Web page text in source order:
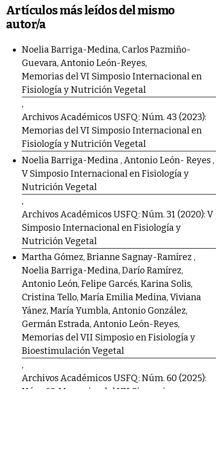
Artículos más leídos del mismo
autor/a
Noelia Barriga-Medina, Carlos Pazmiño-
Guevara, Antonio León-Reyes,
Memorias del VI Simposio Internacional en
Fisiología y Nutrición Vegetal
,
Archivos Académicos USFQ: Núm. 43 (2023):
Memorias del VI Simposio Internacional en
Fisiología y Nutrición Vegetal
Noelia Barriga-Medina , Antonio León- Reyes ,
V Simposio Internacional en Fisiología y
Nutrición Vegetal
,
Archivos Académicos USFQ: Núm. 31 (2020): V
Simposio Internacional en Fisiología y
Nutrición Vegetal
Martha Gómez, Brianne Sagnay-Ramírez ,
Noelia Barriga-Medina, Darío Ramírez,
Antonio León, Felipe Garcés, Karina Solis,
Cristina Tello, María Emilia Medina, Viviana
Yánez, María Yumbla, Antonio González,
Germán Estrada, Antonio León-Reyes,
Memorias del VII Simposio en Fisiología y
Bioestimulación Vegetal
,
Archivos Académicos USFQ: Núm. 60 (2025):
Núm 60. Memorias del VII Simposio en